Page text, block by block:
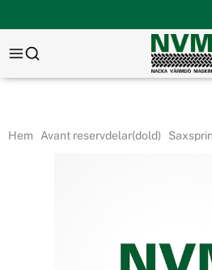
Hem Avant reservdelar(dold)